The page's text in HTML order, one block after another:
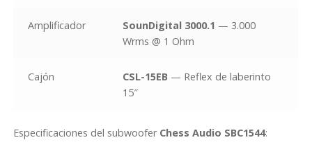
Amplificador SounDigital 3000.1 — 3.000
Wrms @ 1 Ohm
Cajón CSL-15EB — Reflex de laberinto
15″
Especificaciones del subwoofer Chess Audio SBC1544: